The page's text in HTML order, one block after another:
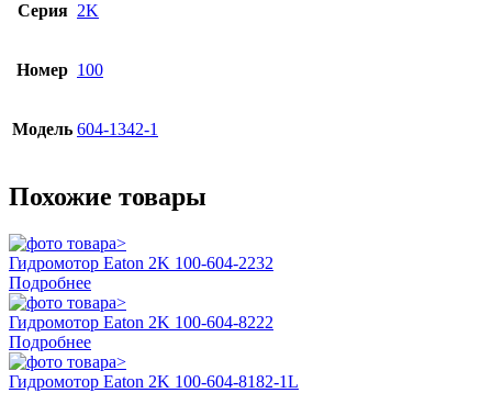
Серия 2K
Номер 100
Модель 604-1342-1
Похожие товары
Гидромотор Eaton 2K 100-604-2232
Подробнее
Гидромотор Eaton 2K 100-604-8222
Подробнее
Гидромотор Eaton 2K 100-604-8182-1L